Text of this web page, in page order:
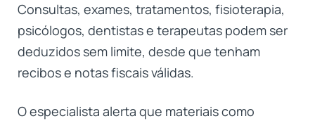
Consultas, exames, tratamentos, fisioterapia,
psicólogos, dentistas e terapeutas podem ser
deduzidos sem limite, desde que tenham
recibos e notas fiscais válidas.
O especialista alerta que materiais como